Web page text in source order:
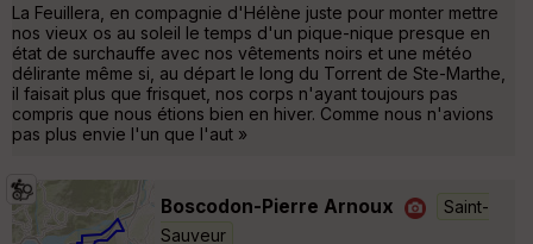
La Feuillera, en compagnie d'Hélène juste pour monter mettre
nos vieux os au soleil le temps d'un pique-nique presque en
état de surchauffe avec nos vêtements noirs et une météo
délirante même si, au départ le long du Torrent de Ste-Marthe,
il faisait plus que frisquet, nos corps n'ayant toujours pas
compris que nous étions bien en hiver. Comme nous n'avions
pas plus envie l'un que l'aut »
Boscodon-Pierre Arnoux
Saint-
Sauveur